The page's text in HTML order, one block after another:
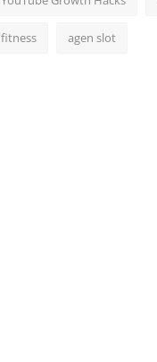
fitness agen slot